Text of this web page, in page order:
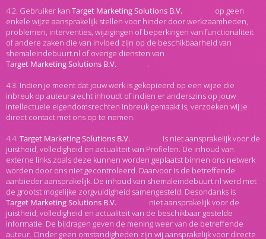
4.2. Gebruiker kan
op geen
enkele wijze aansprakelijk stellen voor hinder door werkzaamheden,
problemen, interventies, wijzigingen of beperkingen van functionaliteit
of andere zaken die van invloed zijn op de beschikbaarheid van
shemaleindebuurt.nl of overige diensten van
.
4.3. Indien je meent dat jouw werk is gekopieerd op een wijze die
inbreuk op auteursrecht inhoudt of indien er anderszins op jouw
intellectuele eigendomsrechten inbreuk gemaakt is, verzoeken wij je
direct contact met ons op te nemen.
4.4.
is niet aansprakelijk voor de
juistheid, volledigheid en actualiteit van Profielen. De inhoud van
externe links zoals deze kunnen worden geplaatst binnen ons netwerk
worden door ons niet gecontroleerd. Daarvoor is de betreffende
aanbieder aansprakelijk. De inhoud van shemaleindebuurt.nl werd met
de grootst mogelijke zorgvuldigheid samengesteld. Desondanks is
niet aansprakelijk voor de
juistheid, volledigheid en actualiteit van de beschikbaar gestelde
informatie. De bijdragen geven de mening weer van de betreffende
auteur. Onder geen omstandigheden zijn wij aansprakelijk voor directe